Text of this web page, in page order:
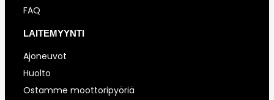
FAQ
LAITEMYYNTI
Ajoneuvot
Huolto
Ostamme moottoripyöriä